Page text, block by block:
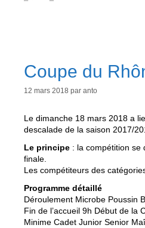
Coupe du
12 mars 2018 par anto
Le dimanche 18 mars 2018 a
descalade de la saison 2017/
Le principe : la compétition se
finale.
Les compétiteurs des
Programme détaillé
Déroulement Microbe Poussin
Fin de l’accueil 9h Début de la
Minime Cadet Junior Senior